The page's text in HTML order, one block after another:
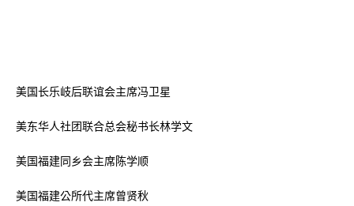
美国长乐岐后联谊会主席冯卫星
美东华人社团联合总会秘书长林学文
美国福建同乡会主席陈学顺
美国福建公所代主席曾贤秋